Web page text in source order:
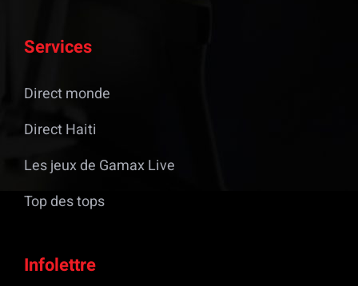
Services
Direct monde
Direct Haiti
Les jeux de Gamax Live
Top des tops
Infolettre